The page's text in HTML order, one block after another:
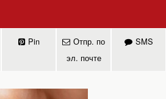
Pin
Отпр. по
эл. почте
SMS